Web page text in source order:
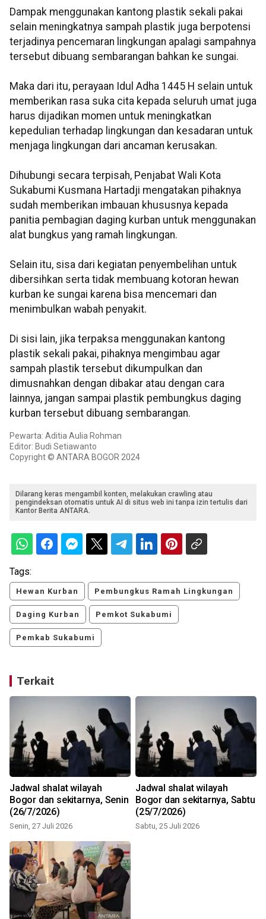
Dampak menggunakan kantong plastik sekali pakai
selain meningkatnya sampah plastik juga berpotensi
terjadinya pencemaran lingkungan apalagi sampahnya
tersebut dibuang sembarangan bahkan ke sungai.
Maka dari itu, perayaan Idul Adha 1445 H selain untuk
memberikan rasa suka cita kepada seluruh umat juga
harus dijadikan momen untuk meningkatkan
kepedulian terhadap lingkungan dan kesadaran untuk
menjaga lingkungan dari ancaman kerusakan.
Dihubungi secara terpisah, Penjabat Wali Kota
Sukabumi Kusmana Hartadji mengatakan pihaknya
sudah memberikan imbauan khususnya kepada
panitia pembagian daging kurban untuk menggunakan
alat bungkus yang ramah lingkungan.
Selain itu, sisa dari kegiatan penyembelihan untuk
dibersihkan serta tidak membuang kotoran hewan
kurban ke sungai karena bisa mencemari dan
menimbulkan wabah penyakit.
Di sisi lain, jika terpaksa menggunakan kantong
plastik sekali pakai, pihaknya mengimbau agar
sampah plastik tersebut dikumpulkan dan
dimusnahkan dengan dibakar atau dengan cara
lainnya, jangan sampai plastik pembungkus daging
kurban tersebut dibuang sembarangan.
Pewarta: Aditia Aulia Rohman
Editor: Budi Setiawanto
Copyright © ANTARA BOGOR 2024
Dilarang keras mengambil konten, melakukan crawling atau
pengindeksan otomatis untuk AI di situs web ini tanpa izin tertulis dari
Kantor Berita ANTARA.
Tags:
Hewan Kurban Pembungkus Ramah Lingkungan
Daging Kurban Pemkot Sukabumi
Pemkab Sukabumi
Terkait
Jadwal shalat wilayah
Bogor dan sekitarnya, Senin
(26/7/2026)
Senin, 27 Juli 2026
Jadwal shalat wilayah
Bogor dan sekitarnya, Sabtu
(25/7/2026)
Sabtu, 25 Juli 2026